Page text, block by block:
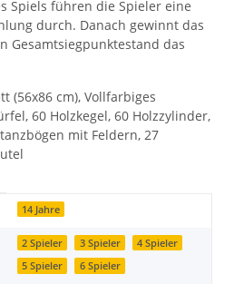
Spiels führen die Spieler eine
durch. Danach gewinnt das
Gesamtsiegpunktestand das
(56x86 cm), Vollfarbiges
60 Holzkegel, 60 Holzzylinder,
mit Feldern, 27
14 Jahre
2 Spieler 3 Spieler
4 Spieler
5 Spieler
6 Spieler